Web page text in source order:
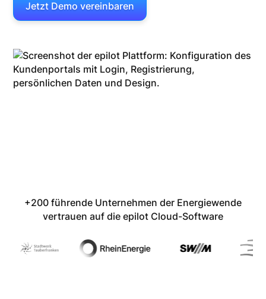
Jetzt Demo vereinbaren
+200 führende Unternehmen der Energiewende
vertrauen auf die epilot Cloud-Software